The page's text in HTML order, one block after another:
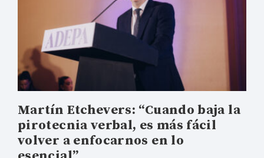
Martín Etchevers: “Cuando baja la
pirotecnia verbal, es más fácil
volver a enfocarnos en lo